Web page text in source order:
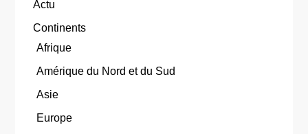
Actu
Continents
Afrique
Amérique du Nord et du Sud
Asie
Europe